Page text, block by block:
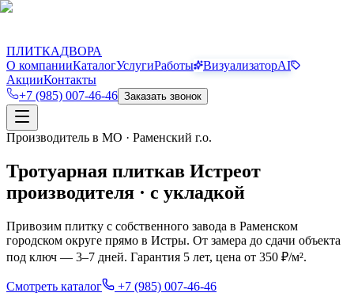
ПЛИТКАДВОРА
О компанииКаталогУслугиРаботы ВизуализаторAI
АкцииКонтакты
+7 (985) 007-46-46 Заказать звонок
Производитель в МО · Раменский г.о.
Тротуарная плиткав Истреот
производителя · с укладкой
Привозим плитку с собственного завода в Раменском
городском округе прямо в Истры. От замера до сдачи объекта
под ключ — 3–7 дней. Гарантия 5 лет, цена от 350 ₽/м².
Смотреть каталог +7 (985) 007-46-46